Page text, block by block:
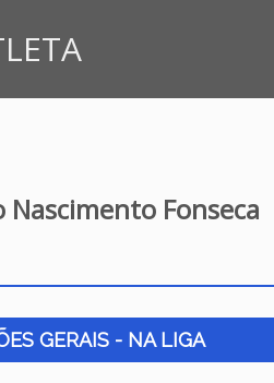
Nascimento Fonseca
GERAIS - NA LIGA